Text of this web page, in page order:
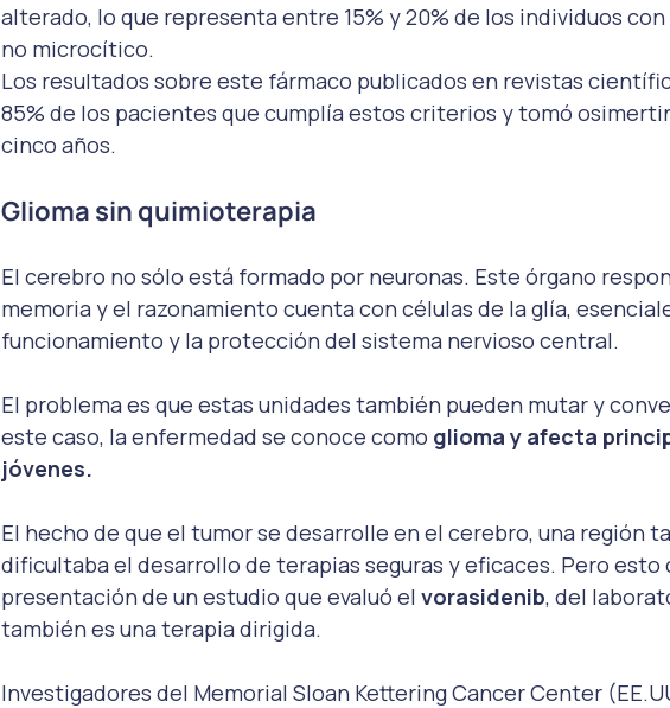
alterado, lo que representa entre 15% y 20% de los individuos
no microcítico.
Los resultados sobre este fármaco publicados en revistas
85% de los pacientes que cumplía estos criterios y tomó
cinco años.
Glioma sin quimioterapia
El cerebro no sólo está formado por neuronas. Este órgano
memoria y el razonamiento cuenta con células de la glía,
funcionamiento y la protección del sistema nervioso central.
El problema es que estas unidades también pueden mutar y
este caso, la enfermedad se conoce como glioma y afecta
jóvenes.
El hecho de que el tumor se desarrolle en el cerebro, una región
dificultaba el desarrollo de terapias seguras y eficaces. Pero esto
presentación de un estudio que evaluó el vorasidenib, del
también es una terapia dirigida.
Investigadores del Memorial Sloan Kettering Cancer Center